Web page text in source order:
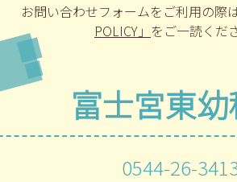
お問い合わせフォームをご利用の際は
POLICY」 をご一読くだ
富士宮東
0544-26-